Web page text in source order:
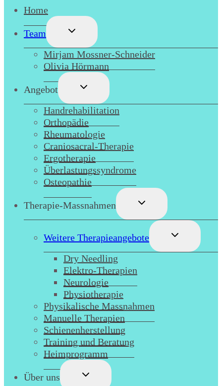
Home
Team
Untermenü
umschalten
Mirjam Mossner-Schneider
Olivia Hörmann
Angebot
Untermenü
umschalten
Handrehabilitation
Orthopädie
Rheumatologie
Craniosacral-Therapie
Ergotherapie
Überlastungssyndrome
Osteopathie
Therapie-Massnahmen
Untermenü
umschalten
Weitere Therapieangebote
Untermenü
umschalten
Dry Needling
Elektro-Therapien
Neurologie
Physiotherapie
Physikalische Massnahmen
Manuelle Therapien
Schienenherstellung
Training und Beratung
Heimprogramm
Über uns
Untermenü
umschalten